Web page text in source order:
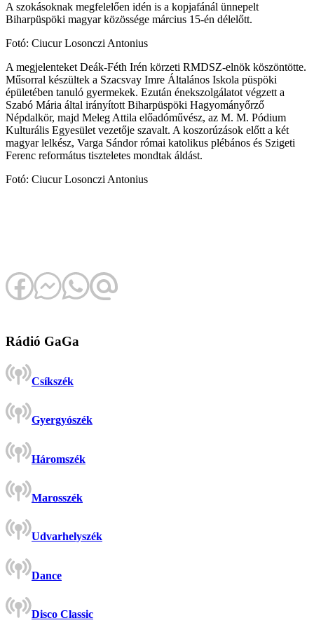
A szokásoknak megfelelően idén is a kopjafánál ünnepelt
Biharpüspöki magyar közössége március 15-én délelőtt.
Fotó: Ciucur Losonczi Antonius
A megjelenteket Deák-Féth Irén körzeti RMDSZ-elnök köszöntötte.
Műsorral készültek a Szacsvay Imre Általános Iskola püspöki
épületében tanuló gyermekek. Ezután énekszolgálatot végzett a
Szabó Mária által irányított Biharpüspöki Hagyományőrző
Népdalkör, majd Meleg Attila előadóművész, az M. M. Pódium
Kulturális Egyesület vezetője szavalt. A koszorúzások előtt a két
magyar lelkész, Varga Sándor római katolikus plébános és Szigeti
Ferenc református tiszteletes mondtak áldást.
Fotó: Ciucur Losonczi Antonius
Rádió GaGa
Csíkszék
Gyergyószék
Háromszék
Marosszék
Udvarhelyszék
Dance
Disco Classic